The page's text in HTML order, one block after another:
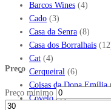
Barcos Wines (4)
Cado (3)
Casa da Senra (8)
Casa dos Borralhais
Cat (4)
Cerqueiral (6)
Coisas da Dona Emília
Covelo (1)
Preço
Preço mínimo